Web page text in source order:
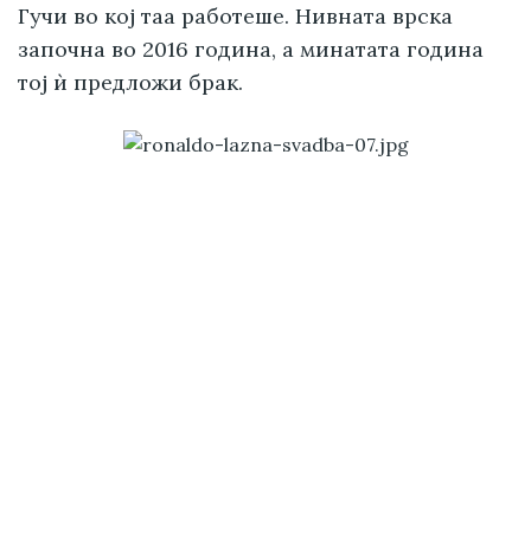
Гучи во кој таа работеше. Нивната врска
започна во 2016 година, а минатата година
тој ѝ предложи брак.